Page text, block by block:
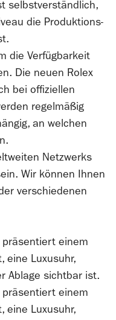
selbstverständlich,
die Produktions­
die Verfügbarkeit
Die neuen Rolex
bei offiziellen
regelmäßig
an welchen
Netzwerks
Wir können Ihnen
verschiedenen